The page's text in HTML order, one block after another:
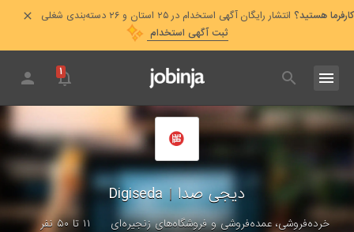
کارفرما هستید؟ انتشار رایگان آگهی استخدام در ۲۵ استان و ۲۶ دسته‌بندی شغلی
ثبت آگهی استخدام
۱
دیجی صدا|
خرده‌فروشی، عمده‌فروشی و فروشگاه‌های زنجیره‌ای
۱۱ تا ۵۰ نفر